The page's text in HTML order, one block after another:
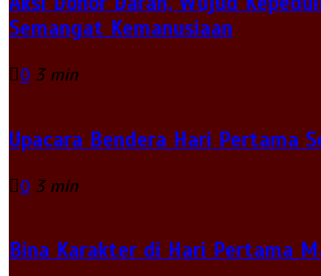
Semangat Kemanusiaan
0 3 min
Upacara Bendera Hari Pertama
0 3 min
Bina Karakter di Hari Pertama